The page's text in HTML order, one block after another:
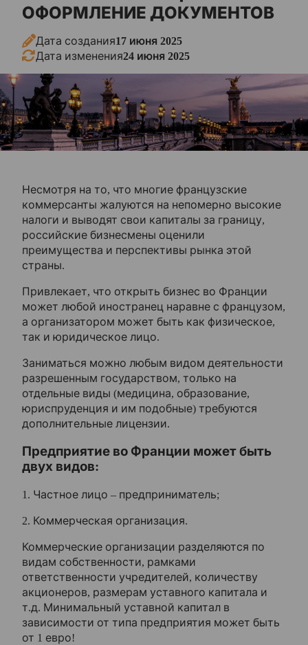
Нотариальное заверение
Апостиль
Консульская легализация
Русский язык
Главная
Корпоративным клиентам
Наши статьи
Оплата и доставка
Контакты
Бесплатная консультация
ОФОРМЛЕНИЕ ДОКУМЕНТОВ
Дата создания17 июня 2025
Дата изменения24 июня 2025
Несмотря на то, что многие французские
коммерсанты жалуются на непомерно высокие
налоги и выводят свои капиталы за границу,
российские бизнесмены оценили
преимущества и перспективы рынка этой
страны.
Привлекает, что открыть бизнес во Франции
может любой иностранец наравне с французом,
а организатором может быть как физическое,
так и юридическое лицо.
Заниматься можно любым видом деятельности
разрешенным государством, только на
отдельные виды (медицина, образование,
юриспруденция и им подобные) требуются
дополнительные лицензии.
Предприятие во Франции может быть
двух видов:
Частное лицо – предприниматель;
Коммерческая организация.
Коммерческие организации разделяются по
видам собственности, рамками
ответственности учредителей, количеству
акционеров, размерам уставного капитала и
т.д. Минимальный уставной капитал в
зависимости от типа предприятия может быть
от 1 евро!